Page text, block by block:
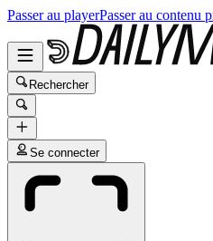
Passer au playerPasser au contenu
Rechercher
Se connecter